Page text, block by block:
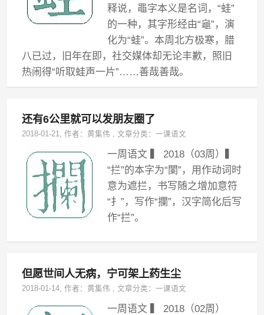
释说，黽字本义是名词，“蛙”
的一种，其字形经由“龜”，演
化为“蛙”。本周北方极寒，腊
八已过，旧年在即，社交媒体却无论丰歉，照旧
热闹得“听取蛙声一片”……善哉善哉。
还有6公里就可以发朋友圈了
2018-01-21, 作者：黄集伟 ,文章分类：一课语文
一周语文 ▍ 2018（03周）▍
“拦”的本字为“闌”，用作动词时
意为遮拦，书写随之增加意符
“扌”，写作“攔”，汉字简化后写
作“拦”。
但愿世间人无病，宁可架上药生尘
2018-01-14, 作者：黄集伟 ,文章分类：一课语文
一周语文 ▍ 2018（02周）